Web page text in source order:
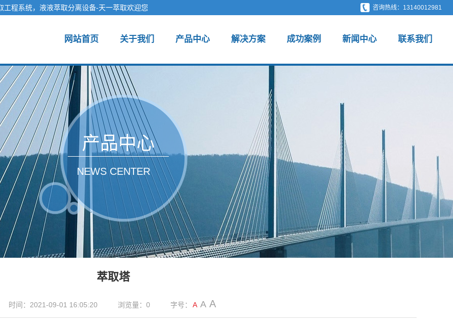
程系统，液液萃取分离设备-天一萃取欢迎您 咨询热线：13140012981
网站首页 关于我们 产品中心 解决方案 成功案例 新闻中心 联系我们
产品中心
NEWS CENTER
萃取塔
时间：2021-09-01 16:05:20 浏览量：0 字号： A A A